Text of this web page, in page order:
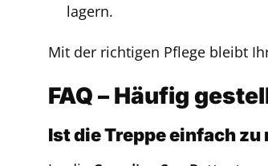
lagern.
Mit der richtigen Pflege bleibt
FAQ – Häufig
Ist die Treppe einfach